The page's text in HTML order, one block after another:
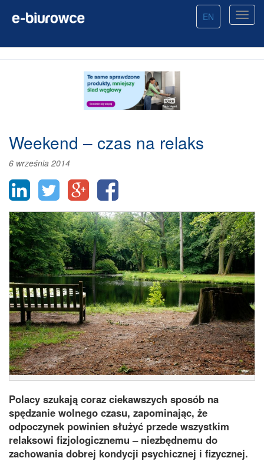
EN
Weekend – czas na relaks
6 września 2014
Polacy szukają coraz ciekawszych sposób na
spędzanie wolnego czasu, zapominając, że
odpoczynek powinien służyć przede wszystkim
relaksowi fizjologicznemu – niezbędnemu do
zachowania dobrej kondycji psychicznej i fizycznej.